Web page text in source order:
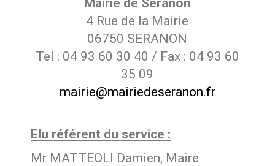
4 Rue de la Mairie
06750 SERANON
Tel : 04 93 60 30 40 / Fax : 04 93 60
35 09
mairie@mairiedeseranon.fr
Elu référent du service :
Mr MATTEOLI Damien, Maire